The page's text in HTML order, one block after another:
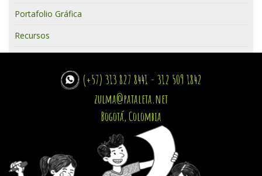
Portafolio Gráfica
Recursos
(+57) 313 827 8441 - 312 509 1842
zulma@pataleta.net
Bogotá, Colombia